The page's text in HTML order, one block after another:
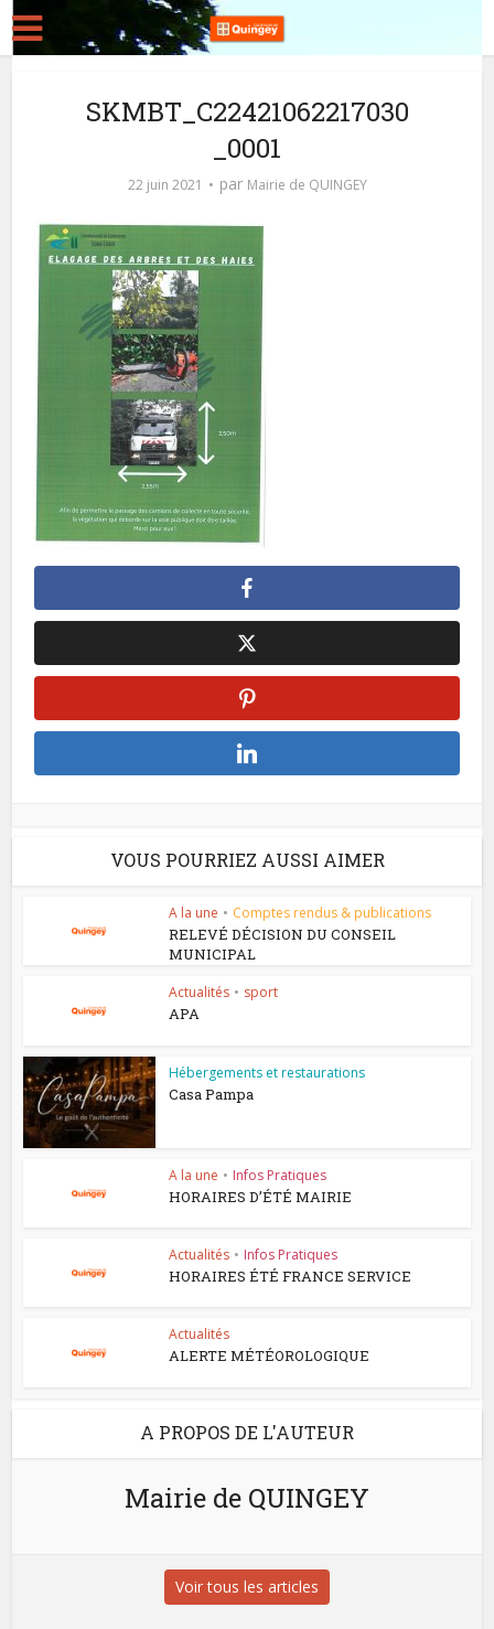
SKMBT_C22421062217030
_0001
22 juin 2021 par Mairie de QUINGEY
VOUS POURRIEZ AUSSI AIMER
A la une • Comptes rendus & publications
RELEVÉ DÉCISION DU CONSEIL
MUNICIPAL
Actualités • sport
APA
Hébergements et restaurations
Casa Pampa
A la une • Infos Pratiques
HORAIRES D’ÉTÉ MAIRIE
Actualités • Infos Pratiques
HORAIRES ÉTÉ FRANCE SERVICE
Actualités
ALERTE MÉTÉOROLOGIQUE
A PROPOS DE L'AUTEUR
Mairie de QUINGEY
Voir tous les articles